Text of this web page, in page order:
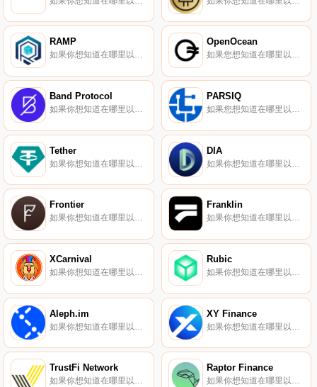
RAMP
如果你想知道在哪里以當前價格購買RAMP,目前交易{RAMP]股票的頂級加密貨幣交易所是Gate.io、HitBTC、Bitcoiva、PancakeSwap（V2）和Uniswap（V2。您可以在我們的加密貨幣交易所頁面上找到其他列表.
OpenOcean
如果您想知道在哪里以當前價格購買OpenOcean,目前交易｛OOEnname｝股票的頂級加密貨幣交易所是CoinW、DigiFinex、KuCoin、BitMart和Gate.io。您可以在我們的加密貨幣交易所頁面上找到其他交易所.
Band Protocol
如果你想知道在哪里以當前價格購買Band Protocol,目前交易{Band Protocol]股票的頂級加密貨幣交易所是Binance、OKX、Deepcoin、Bitrue和ByBANDt。您可以在我們的加密貨幣交易所頁面上找到其他列表.
PARSIQ
如果您想知道在哪里以當前價格購買PARSIQ,目前交易｛PRQnname｝股票的頂級加密貨幣交易所是OKX、CoinTiger、KuCoin、Gate.io和XT.COM。您可以在我們的加密貨幣交易所頁面上找到其他交易所.
Tether DIA
Frontier
如果你想知道在哪里以當前價格購買Frontier,目前交易{Frontier]股票的頂級加密貨幣交易所是Binance、OKX、Bitrue、Bitget和CoinTiger。您可以在我們的加密貨幣交易所頁面上找到其他列表.
Franklin
如果你想知道在哪里以當前價格購買Franklin,目前交易{Franklin]股票的頂級加密貨幣交易所是Hotcoin Global、KuCoin、Gate.io、MEXC和ProBit Global。您可以在我們的加密貨幣交易所頁面上找到其他列表.
XCarnival
如果你想知道在哪里以當前價格購買XCarnival,目前交易{XCarnival]股票的頂級加密貨幣交易所是KuCoin、Gate.io、MEXC、PancakeSwap（V2）和LATOKEN。您可以在我們的加密貨幣交易所頁面上找到其他列表.
Rubic
如果你想知道在哪里以當前價格購買RuRBCc,目前交易{RuRBCc]股票的頂級加密貨幣交易所是Gate.io、Kraken、ProBit Global和Uniswap（V2）。您可以在我們的加密貨幣交易所頁面上找到其他列表。什么是二進制？RuRBCc是面向用戶和dApp的跨鏈技術聚合器.
Aleph.im XY Finance
TrustFi Network
如果你想知道在哪里以當前價格購買TrustFi Network,目前交易{TrustFi Network]股票的頂級加密貨幣交易所是MEXC和PancakeSwap（V2）。您可以在我們的加密貨幣交易所頁面上找到其他列表.
Raptor Finance
如果你想知道在哪里以當前價格購買Raptor Finance,目前交易{Raptor Finance]股票的頂級加密貨幣交易所是PancakeSwap（V2）、Uniswap（V3）（Polygon）和PancakeSwap（Aptos）。您可以在我們的加密貨幣交易所頁面上找到其他列表.